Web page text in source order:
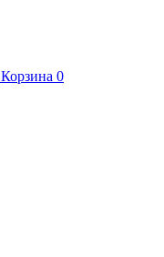
Корзина 0